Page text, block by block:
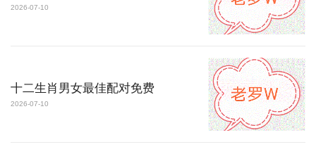
2026-07-10
十二生肖男女最佳配对免费
2026-07-10